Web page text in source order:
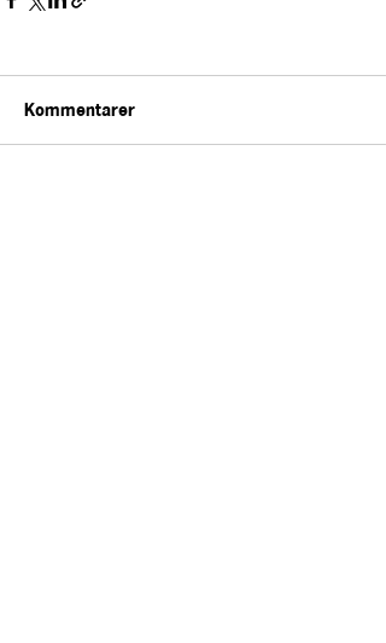
Kommentarer